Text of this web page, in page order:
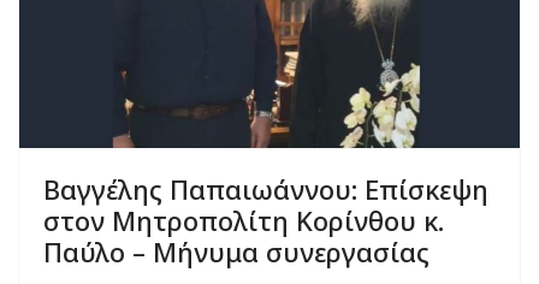
Βαγγέλης Παπαιωάννου: Επίσκεψη
στον Μητροπολίτη Κορίνθου κ.
Παύλο – Μήνυμα συνεργασίας